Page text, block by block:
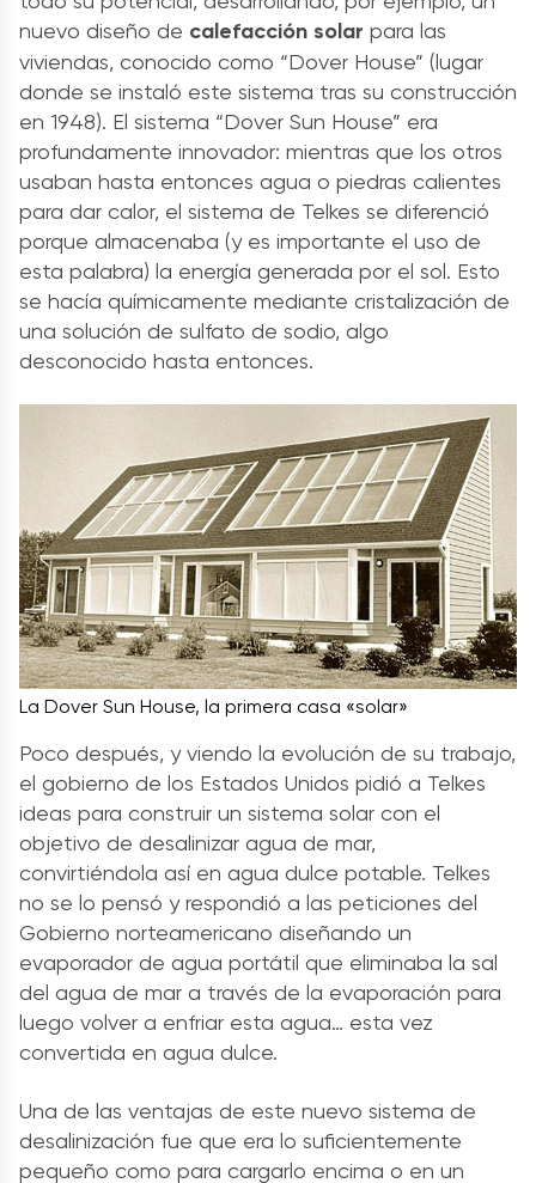
nuevo diseño de calefacción solar para las
viviendas, conocido como “Dover House” (lugar
donde se instaló este sistema tras su construcción
en 1948). El sistema “Dover Sun House” era
profundamente innovador: mientras que los otros
usaban hasta entonces agua o piedras calientes
para dar calor, el sistema de Telkes se diferenció
porque almacenaba (y es importante el uso de
esta palabra) la energía generada por el sol. Esto
se hacía químicamente mediante cristalización de
una solución de sulfato de sodio, algo
desconocido hasta entonces.
La Dover Sun House, la primera casa «solar»
Poco después, y viendo la evolución de su trabajo,
el gobierno de los Estados Unidos pidió a Telkes
ideas para construir un sistema solar con el
objetivo de desalinizar agua de mar,
convirtiéndola así en agua dulce potable. Telkes
no se lo pensó y respondió a las peticiones del
Gobierno norteamericano diseñando un
evaporador de agua portátil que eliminaba la sal
del agua de mar a través de la evaporación para
luego volver a enfriar esta agua… esta vez
convertida en agua dulce.
Una de las ventajas de este nuevo sistema de
desalinización fue que era lo suficientemente
pequeño como para cargarlo encima o en un